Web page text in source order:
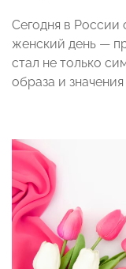
Сегодня в
женский день —
стал не только
образа и